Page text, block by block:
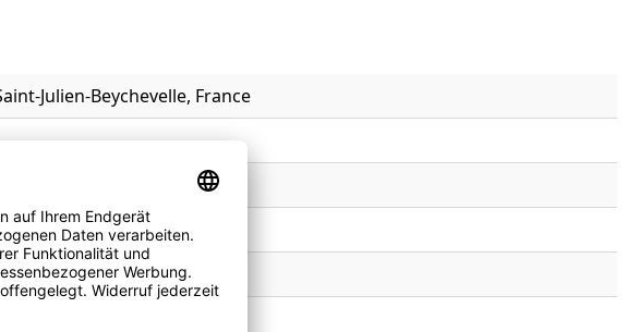
Julien-Beychevelle, France
Zigarrenkiste, Zimt